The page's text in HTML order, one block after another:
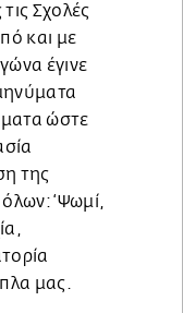
Σχολές
και με
έγινε
ώστε
της
‘Ψωμί,
μας.